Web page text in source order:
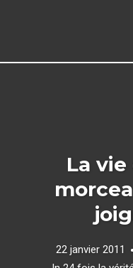
La
22 janvier 2011